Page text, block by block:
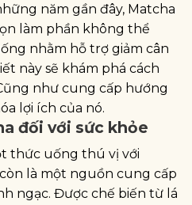
năm gần đây, Matcha
làm phần không thể
nhằm hỗ trợ giảm cân
này sẽ khám phá cách
như cung cấp hướng
lợi ích của nó.
đối với sức khỏe
thức uống thú vị với
là một nguồn cung cấp
ngạc. Được chế biến từ lá